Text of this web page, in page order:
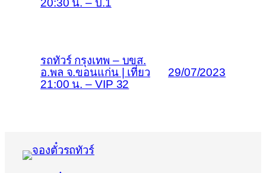
20:30 น. – ป.1
รถทัวร์ กรุงเทพ – บขส.
อ.พล จ.ขอนแก่น | เที่ยว
21:00 น. – VIP 32
29/07/2023